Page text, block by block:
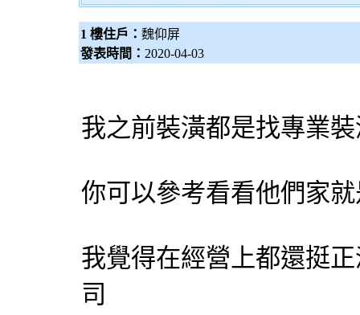
1 樓住戶： 魏仰屏
發表時間： 2020-04-03
我之前裝潢都是找專業
你可以參考看看他們家
我覺得在經營上都還挺
司